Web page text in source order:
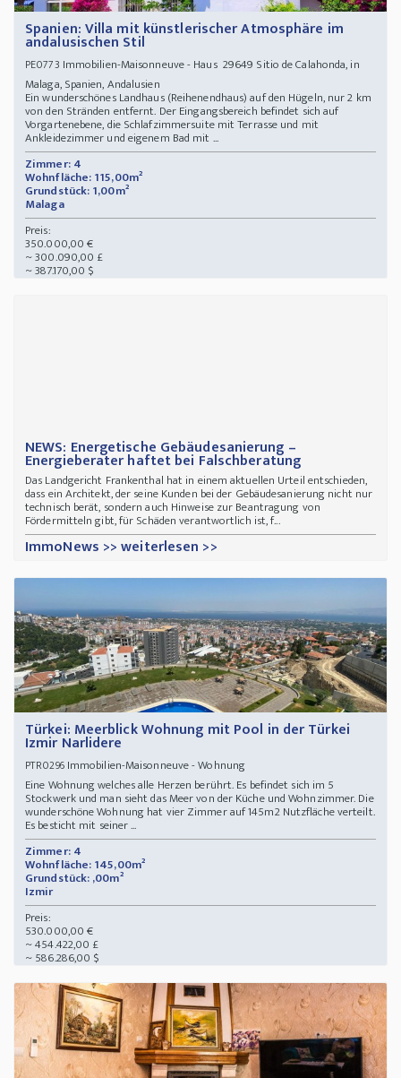
Spanien: Villa mit künstlerischer Atmosphäre im
andalusischen Stil
PE0773 Immobilien-Maisonneuve - Haus 29649 Sitio de Calahonda, in
Malaga, Spanien, Andalusien
Ein wunderschönes Landhaus (Reihenendhaus) auf den Hügeln, nur 2 km
von den Stränden entfernt. Der Eingangsbereich befindet sich auf
Vorgartenebene, die Schlafzimmersuite mit Terrasse und mit
Ankleidezimmer und eigenem Bad mit ...
Zimmer: 4
Wohnfläche: 115,00m²
Grundstück: 1,00m²
Malaga
Preis:
350.000,00 €
~ 300.090,00 £
~ 387.170,00 $
NEWS: Energetische Gebäudesanierung –
Energieberater haftet bei Falschberatung
Das Landgericht Frankenthal hat in einem aktuellen Urteil entschieden,
dass ein Architekt, der seine Kunden bei der Gebäudesanierung nicht nur
technisch berät, sondern auch Hinweise zur Beantragung von
Fördermitteln gibt, für Schäden verantwortlich ist, f...
ImmoNews >> weiterlesen >>
Türkei: Meerblick Wohnung mit Pool in der Türkei
Izmir Narlidere
PTR0296Immobilien-Maisonneuve - Wohnung
Eine Wohnung welches alle Herzen berührt. Es befindet sich im 5
Stockwerk und man sieht das Meer von der Küche und Wohnzimmer. Die
wunderschöne Wohnung hat vier Zimmer auf 145m2 Nutzfläche verteilt.
Es besticht mit seiner ...
Zimmer: 4
Wohnfläche: 145,00m²
Grundstück: ,00m²
Izmir
Preis:
530.000,00 €
~ 454.422,00 £
~ 586.286,00 $